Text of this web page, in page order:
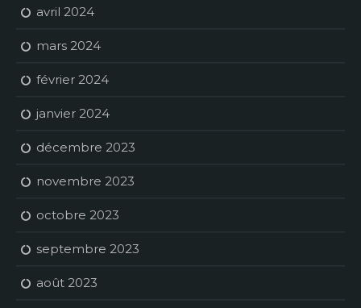
avril 2024
mars 2024
février 2024
janvier 2024
décembre 2023
novembre 2023
octobre 2023
septembre 2023
août 2023